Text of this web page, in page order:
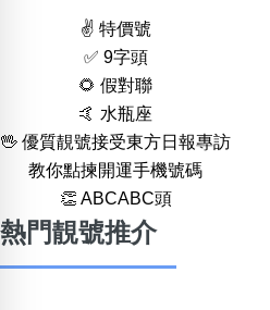
✌️ 特價號
✅ 9字頭
🌻 假對聯
🤙 水瓶座
🖖 優質靚號接受東方日報專訪
教你點揀開運手機號碼
👏 ABCABC頭
熱門靚號推介